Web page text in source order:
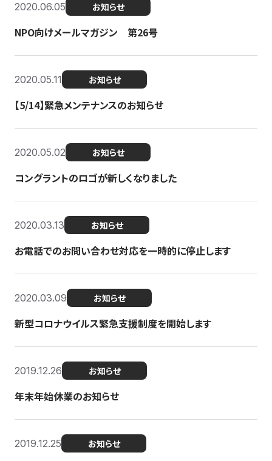
2020.06.05 お知らせ
NPO向けメールマガジン 第26号
2020.05.11 お知らせ
【5/14】緊急メンテナンスのお知らせ
2020.05.02 お知らせ
コングラントのロゴが新しくなりました
2020.03.13 お知らせ
お電話でのお問い合わせ対応を一時的に停止します
2020.03.09 お知らせ
新型コロナウイルス緊急支援制度を開始します
2019.12.26 お知らせ
年末年始休業のお知らせ
2019.12.25 お知らせ